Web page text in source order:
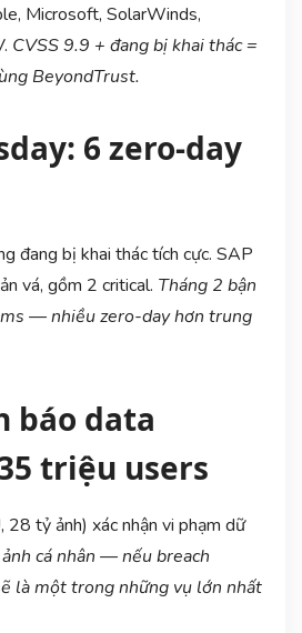
Microsoft, SolarWinds,
CVSS 9.9 + đang bị khai thác =
BeyondTrust.
6 zero-day
đang bị khai thác tích cực. SAP
vá, gồm 2 critical. Tháng 2 bận
— nhiều zero-day hơn trung
báo data
triệu users
tỷ ảnh) xác nhận vi phạm dữ
cá nhân — nếu breach
là một trong những vụ lớn nhất